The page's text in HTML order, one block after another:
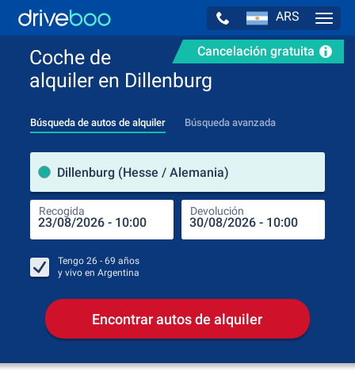
ARS
Cancelación gratuita
Coche de
alquiler en Dillenburg
Búsqueda de autos de alquiler Búsqueda avanzada
Dillenburg (Hesse / Alemania)
Recogida Devolución
Tengo 26 - 69 años
y vivo en Argentina
Encontrar autos de alquiler